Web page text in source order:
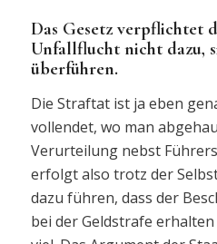
Das Gesetz verpflichtet
Unfallflucht nicht dazu,
überführen.
Die Straftat ist ja eben
vollendet, wo man
Verurteilung nebst
erfolgt also trotz der
dazu führen, dass der
bei der Geldstrafe